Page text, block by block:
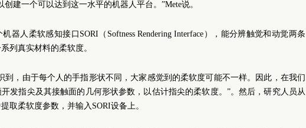
创建一个可以达到这一水平的机器人平台。”Mete说。
器人柔软感知接口SORI（Softness Rendering Interface），能分辨触觉和动觉两条
列真实材料的柔软度。
到，由于每个人的手指形状不同，大家感觉到的柔软度可能不一样。因此，在我们
发指尖及其接触面的几何形状参数，以估计指尖的柔软度。”。然后，研究人员从
取柔软度参数，并输入SORI设备上。